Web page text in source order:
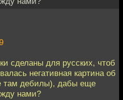
сделаны для русских, чтоб
негативная картина об
там дебилы), дабы еще
нами?